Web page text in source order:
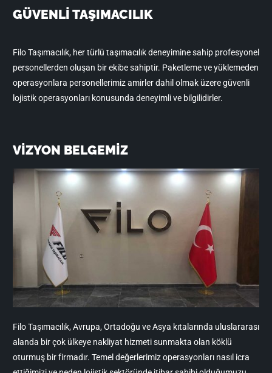
GÜVENLİ TAŞIMACILIK
Filo Taşımacılık, her türlü taşımacılık deneyimine sahip profesyonel
personellerden oluşan bir ekibe sahiptir. Paketleme ve yüklemeden
operasyonlara personellerimiz amirler dahil olmak üzere güvenli
lojistik operasyonları konusunda deneyimli ve bilgilidirler.
VİZYON BELGEMİZ
Filo Taşımacılık, Avrupa, Ortadoğu ve Asya kıtalarında uluslararası
alanda bir çok ülkeye nakliyat hizmeti sunmakta olan köklü
oturmuş bir firmadır. Temel değerlerimiz operasyonları nasıl icra